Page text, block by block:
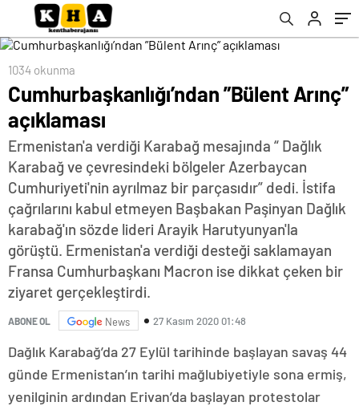
1034 okunma
Cumhurbaşkanlığı’ndan ”Bülent Arınç”
açıklaması
Ermenistan'a verdiği Karabağ mesajında “ Dağlık
Karabağ ve çevresindeki bölgeler Azerbaycan
Cumhuriyeti'nin ayrılmaz bir parçasıdır” dedi. İstifa
çağrılarını kabul etmeyen Başbakan Paşinyan Dağlık
karabağ'ın sözde lideri Arayik Harutyunyan'la
görüştü. Ermenistan'a verdiği desteği saklamayan
Fransa Cumhurbaşkanı Macron ise dikkat çeken bir
ziyaret gerçekleştirdi.
ABONE OL News 27 Kasım 2020 01:48
Dağlık Karabağ’da 27 Eylül tarihinde başlayan savaş 44
günde Ermenistan’ın tarihi mağlubiyetiyle sona ermiş,
yenilginin ardından Erivan’da başlayan protestolar